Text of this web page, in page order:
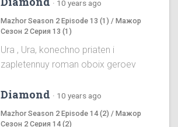
· 10 years ago
Mazhor Season 2 Episode 13 (1) / Мажор
Сезон 2 Серия 13 (1)
Ura , Ura, konechno priaten i
zapletennuy roman oboix geroev
Diamond · 10 years ago
Mazhor Season 2 Episode 14 (2) / Мажор
Сезон 2 Серия 14 (2)